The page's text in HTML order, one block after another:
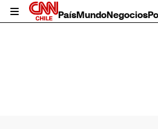
PaísMundoNegocios